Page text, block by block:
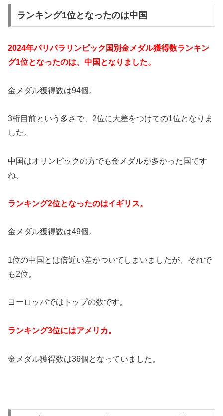
ランキング1位となったのは中国
2024年パリパラリンピック国別金メダル獲得数ランキン
グ1位となったのは、中国となりました。
金メダル獲得数は94個。
3桁目前という多さで、2位に大差をつけての1位となりま
した。
中国はオリンピックの方でも金メダルが多かった国です
ね。
ランキング2位となったのはイギリス。
金メダル獲得数は49個。
1位の中国とは倍近い差がついてしまいましたが、それで
も2位。
ヨーロッパではトップの数です。
ランキング3位にはアメリカ。
金メダル獲得数は36個となっていました。